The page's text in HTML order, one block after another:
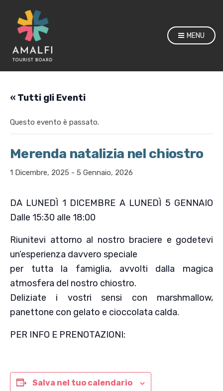
MENU
« Tutti gli Eventi
Questo evento è passato.
Merenda natalizia nel chiostro
1 Dicembre, 2025 - 5 Gennaio, 2026
DA LUNEDÌ 1 DICEMBRE A LUNEDÌ 5 GENNAIO
Dalle 15:30 alle 18:00
Riunitevi attorno al nostro braciere e godetevi
un’esperienza davvero speciale
per tutta la famiglia, avvolti dalla magica
atmosfera del nostro chiostro.
Deliziate i vostri sensi con marshmallow,
panettone con gelato e cioccolata calda.
PER INFO E PRENOTAZIONI:
Salva nel tuo calendario